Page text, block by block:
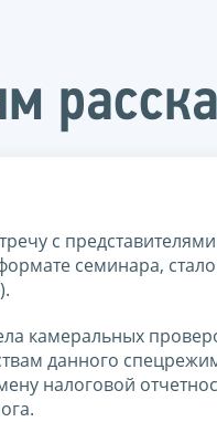
с представителями
семинара, стало
камеральных
данного
налоговой